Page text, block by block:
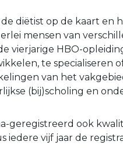
diëtist op de kaart en
mensen van
vierjarige HBO-
te specialiseren
van het
(bij)scholing en
geregistreerd ook
iedere vijf jaar de